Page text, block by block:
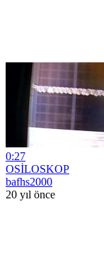
0:27
OSİLOSKOP
bafhs2000
20 yıl önce